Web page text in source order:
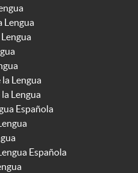
Lengua
Lengua
Lengua
Española
Española